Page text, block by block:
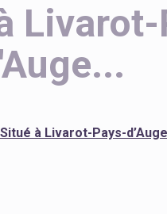
Situé à Livarot-Pays-